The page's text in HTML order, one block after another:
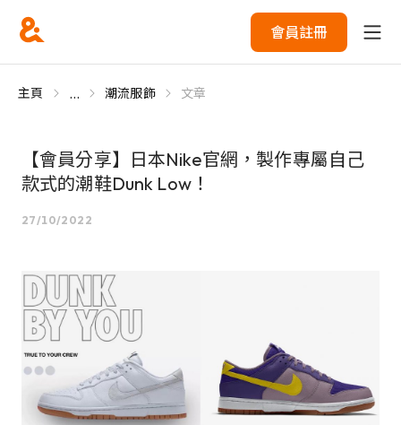
會員註冊
主頁 ... 潮流服飾 文章
【會員分享】日本Nike官網，製作專屬自己
款式的潮鞋Dunk Low！
27/10/2022